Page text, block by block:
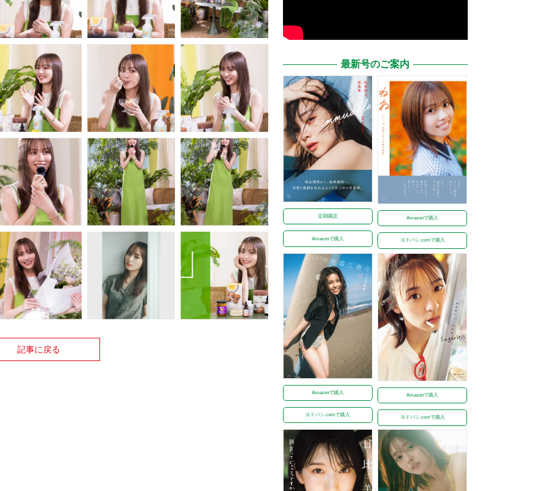
記事に戻る
最新号のご案内
定期購読
Amazonで購入
Amazonで購入
ヨドバシ.comで購入
Amazonで購入
ヨドバシ.comで購入
Amazonで購入
ヨドバシ.comで購入